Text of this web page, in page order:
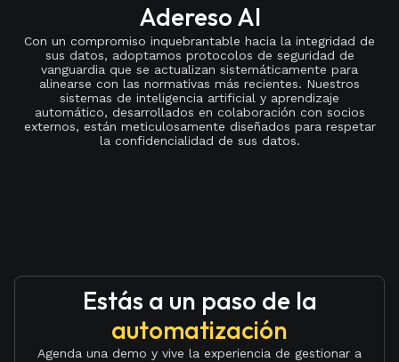
Adereso AI
Con un compromiso inquebrantable hacia la integridad de
sus datos, adoptamos protocolos de seguridad de
vanguardia que se actualizan sistemáticamente para
alinearse con las normativas más recientes. Nuestros
sistemas de inteligencia artificial y aprendizaje
automático, desarrollados en colaboración con socios
externos, están meticulosamente diseñados para respetar
la confidencialidad de sus datos.
Estás a un paso de la
automatización
Agenda una demo y vive la experiencia de gestionar a